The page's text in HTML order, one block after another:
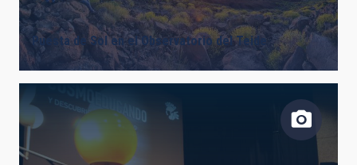
Puesta de Sol en el Observatorio del Teide